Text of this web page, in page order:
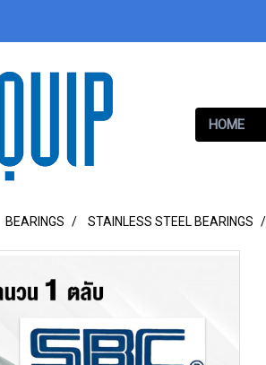
HOME
BEARINGS STAINLESS STEEL BEARINGS